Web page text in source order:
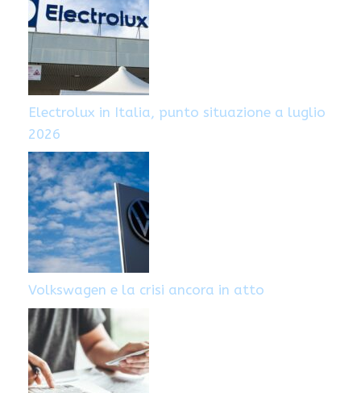
Electrolux in Italia, punto situazione a luglio
2026
Volkswagen e la crisi ancora in atto